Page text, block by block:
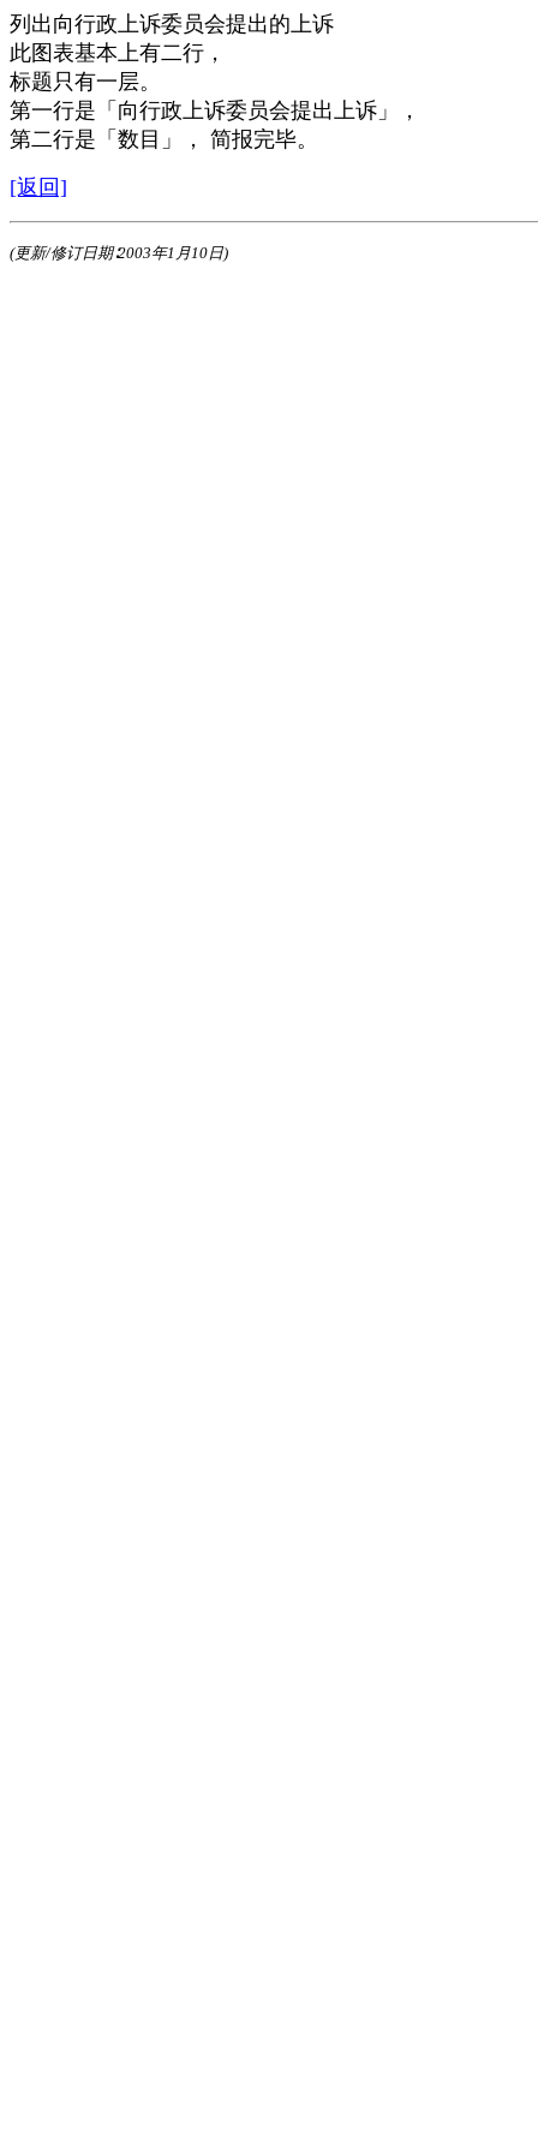
列出向行政上诉委员会提出的上诉
此图表基本上有二行，
标题只有一层。
第一行是「向行政上诉委员会提出上诉」，
第二行是「数目」， 简报完毕。
[返回]
(更新/修订日期∶2003年1月10日)